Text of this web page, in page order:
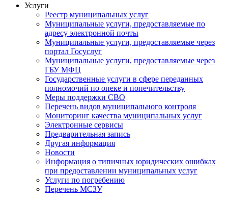
Услуги
Реестр муниципальных услуг
Муниципальные услуги, предоставляемые по
адресу электронной почты
Муниципальные услуги, предоставляемые через
портал Госуслуг
Муниципальные услуги, предоставляемые через
ГБУ МФЦ
Государственные услуги в сфере переданных
полномочий по опеке и попечительству
Меры поддержки СВО
Перечень видов муниципального контроля
Мониторинг качества муниципальных услуг
Электронные сервисы
Предварительная запись
Другая информация
Новости
Информация о типичных юридических ошибках
при предоставлении муниципальных услуг
Услуги по погребению
Перечень МСЗУ